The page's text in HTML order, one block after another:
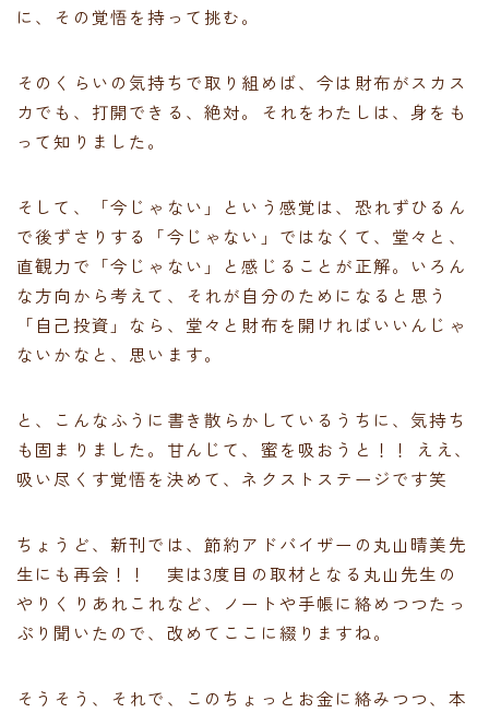
に、その覚悟を持って挑む。
そのくらいの気持ちで取り組めば、今は財布がスカス
カでも、打開できる、絶対。それをわたしは、身をも
って知りました。
そして、「今じゃない」という感覚は、恐れずひるん
で後ずさりする「今じゃない」ではなくて、堂々と、
直観力で「今じゃない」と感じることが正解。いろん
な方向から考えて、それが自分のためになると思う
「自己投資」なら、堂々と財布を開ければいいんじゃ
ないかなと、思います。
と、こんなふうに書き散らかしているうちに、気持ち
も固まりました。甘んじて、蜜を吸おうと！！ ええ、
吸い尽くす覚悟を決めて、ネクストステージです笑
ちょうど、新刊では、節約アドバイザーの丸山晴美先
生にも再会！！ 実は3度目の取材となる丸山先生の
やりくりあれこれなど、ノートや手帳に絡めつつたっ
ぷり聞いたので、改めてここに綴りますね。
そうそう、それで、このちょっとお金に絡みつつ、本